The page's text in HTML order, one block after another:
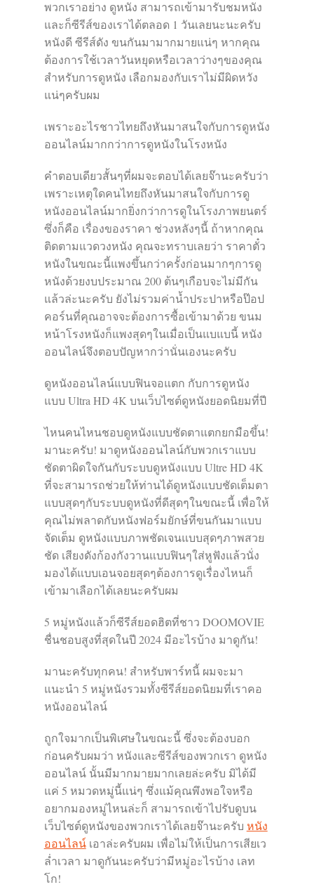
พวกเราอย่าง ดูหนัง สามารถเข้ามารับชมหนัง
และก็ซีรีส์ของเราได้ตลอด 1 วันเลยนะนะครับ
หนังดี ซีรีส์ดัง ขนกันมามากมายแน่ๆ หากคุณ
ต้องการใช้เวลาวันหยุดหรือเวลาว่างๆของคุณ
สำหรับการดูหนัง เลือกมองกับเราไม่มีผิดหวัง
แน่ๆครับผม
เพราะอะไรชาวไทยถึงหันมาสนใจกับการดูหนัง
ออนไลน์มากกว่าการดูหนังในโรงหนัง
คำตอบเดียวสั้นๆที่ผมจะตอบได้เลยจ๊านะครับว่า
เพราะเหตุใดคนไทยถึงหันมาสนใจกับการดู
หนังออนไลน์มากยิ่งกว่าการดูในโรงภาพยนตร์
ซึ่งก็คือ เรื่องของราคา ช่วงหลังๆนี้ ถ้าหากคุณ
ติดตามแวดวงหนัง คุณจะทราบเลยว่า ราคาตั๋ว
หนังในขณะนี้แพงขึ้นกว่าครั้งก่อนมากๆการดู
หนังด้วยงบประมาณ 200 ต้นๆเกือบจะไม่มีกัน
แล้วล่ะนะครับ ยังไม่รวมค่าน้ำประปาหรือป๊อป
คอร์นที่คุณอาจจะต้องการซื้อเข้ามาด้วย ขนม
หน้าโรงหนังก็แพงสุดๆในเมื่อเป็นแบแบนี้ หนัง
ออนไลน์จึงตอบปัญหากว่านั่นเองนะครับ
ดูหนังออนไลน์แบบฟินจอแตก กับการดูหนัง
แบบ Ultra HD 4K บนเว็บไซต์ดูหนังยอดนิยมที่ปี
ไหนคนไหนชอบดูหนังแบบชัดตาแตกยกมือขึ้น!
มานะครับ! มาดูหนังออนไลน์กับพวกเราแบบ
ชัดตาผิดใจกันกับระบบดูหนังแบบ Ultre HD 4K
ที่จะสามารถช่วยให้ท่านได้ดูหนังแบบชัดเต็มตา
แบบสุดๆกับระบบดูหนังที่ดีสุดๆในขณะนี้ เพื่อให้
คุณไม่พลาดกับหนังฟอร์มยักษ์ที่ขนกันมาแบบ
จัดเต็ม ดูหนังแบบภาพชัดเจนแบบสุดๆภาพสวย
ชัด เสียงดังก้องกังวานแบบฟินๆใส่หูฟังแล้วนั่ง
มองได้แบบเอนจอยสุดๆต้องการดูเรื่องไหนก็
เข้ามาเลือกได้เลยนะครับผม
5 หมู่หนังแล้วก็ซีรีส์ยอดฮิตที่ชาว DOOMOVIE
ชื่นชอบสูงที่สุดในปี 2024 มีอะไรบ้าง มาดูกัน!
มานะครับทุกคน! สำหรับพาร์ทนี้ ผมจะมา
แนะนำ 5 หมู่หนังรวมทั้งซีรีส์ยอดนิยมที่เราคอ
หนังออนไลน์
ถูกใจมากเป็นพิเศษในขณะนี้ ซึ่งจะต้องบอก
ก่อนครับผมว่า หนังและซีรีส์ของพวกเรา ดูหนัง
ออนไลน์ นั้นมีมากมายมากเลยล่ะครับ มิได้มี
แค่ 5 หมวดหมู่นี้แน่ๆ ซึ่งแม้คุณพึงพอใจหรือ
อยากมองหมู่ไหนล่ะก็ สามารถเข้าไปรับดูบน
เว็บไซต์ดูหนังของพวกเราได้เลยจ๊านะครับ หนัง
ออนไลน์เอาล่ะครับผม เพื่อไม่ให้เป็นการเสียเว
ล่ำเวลา มาดูกันนะครับว่ามีหมู่อะไรบ้าง เลท
โก!